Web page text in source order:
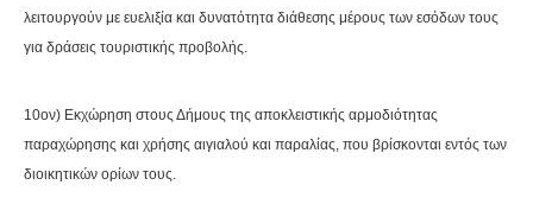
λειτουργούν με ευελιξία και δυνατότητα διάθεσης μέρους των εσόδων τους
για δράσεις τουριστικής προβολής.
10ον) Εκχώρηση στους Δήμους της αποκλειστικής αρμοδιότητας
παραχώρησης και χρήσης αιγιαλού και παραλίας, που βρίσκονται εντός των
διοικητικών ορίων τους.